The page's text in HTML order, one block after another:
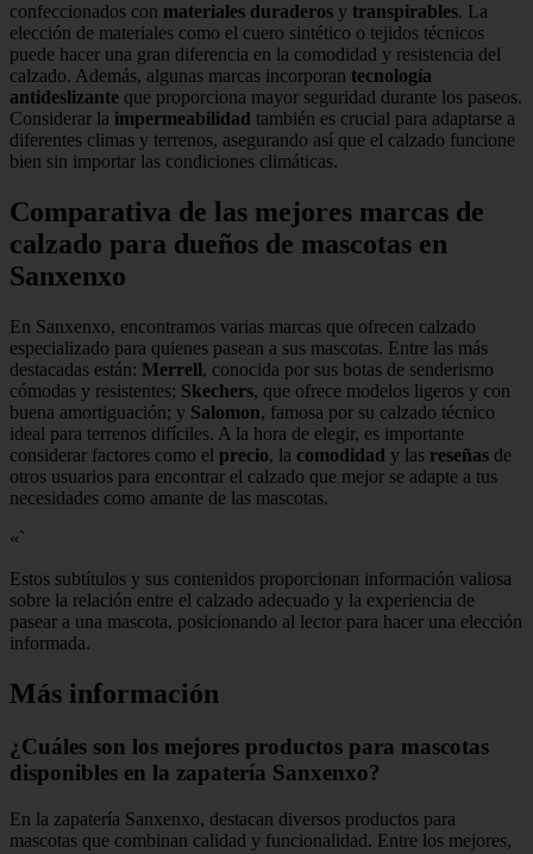
confeccionados con materiales duraderos y transpirables. La
elección de materiales como el cuero sintético o tejidos técnicos
puede hacer una gran diferencia en la comodidad y resistencia del
calzado. Además, algunas marcas incorporan tecnología
antideslizante que proporciona mayor seguridad durante los paseos.
Considerar la impermeabilidad también es crucial para adaptarse a
diferentes climas y terrenos, asegurando así que el calzado funcione
bien sin importar las condiciones climáticas.
Comparativa de las mejores marcas de
calzado para dueños de mascotas en
Sanxenxo
En Sanxenxo, encontramos varias marcas que ofrecen calzado
especializado para quienes pasean a sus mascotas. Entre las más
destacadas están: Merrell, conocida por sus botas de senderismo
cómodas y resistentes; Skechers, que ofrece modelos ligeros y con
buena amortiguación; y Salomon, famosa por su calzado técnico
ideal para terrenos difíciles. A la hora de elegir, es importante
considerar factores como el precio, la comodidad y las reseñas de
otros usuarios para encontrar el calzado que mejor se adapte a tus
necesidades como amante de las mascotas.
«`
Estos subtítulos y sus contenidos proporcionan información valiosa
sobre la relación entre el calzado adecuado y la experiencia de
pasear a una mascota, posicionando al lector para hacer una elección
informada.
Más información
¿Cuáles son los mejores productos para mascotas
disponibles en la zapatería Sanxenxo?
En la zapatería Sanxenxo, destacan diversos productos para
mascotas que combinan calidad y funcionalidad. Entre los mejores,